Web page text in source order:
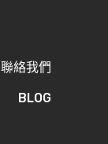
聯絡我們
BLOG